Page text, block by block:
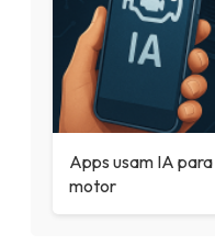
Apps usam IA
motor